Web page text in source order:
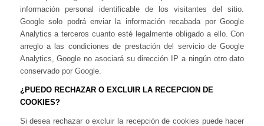
información personal identificable de los visitantes del sitio.
Google solo podrá enviar la información recabada por Google
Analytics a terceros cuanto esté legalmente obligado a ello. Con
arreglo a las condiciones de prestación del servicio de Google
Analytics, Google no asociará su dirección IP a ningún otro dato
conservado por Google.
¿PUEDO RECHAZAR O EXCLUIR LA RECEPCION DE
COOKIES?
Si desea rechazar o excluir la recepción de cookies puede hacer